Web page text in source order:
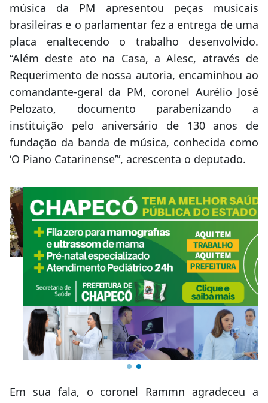
música da PM apresentou peças musicais
brasileiras e o parlamentar fez a entrega de uma
placa enaltecendo o trabalho desenvolvido.
“Além deste ato na Casa, a Alesc, através de
Requerimento de nossa autoria, encaminhou ao
comandante-geral da PM, coronel Aurélio José
Pelozato, documento parabenizando a
instituição pelo aniversário de 130 anos de
fundação da banda de música, conhecida como
‘O Piano Catarinense’”, acrescenta o deputado.
Em sua fala, o coronel Rammn agradeceu a